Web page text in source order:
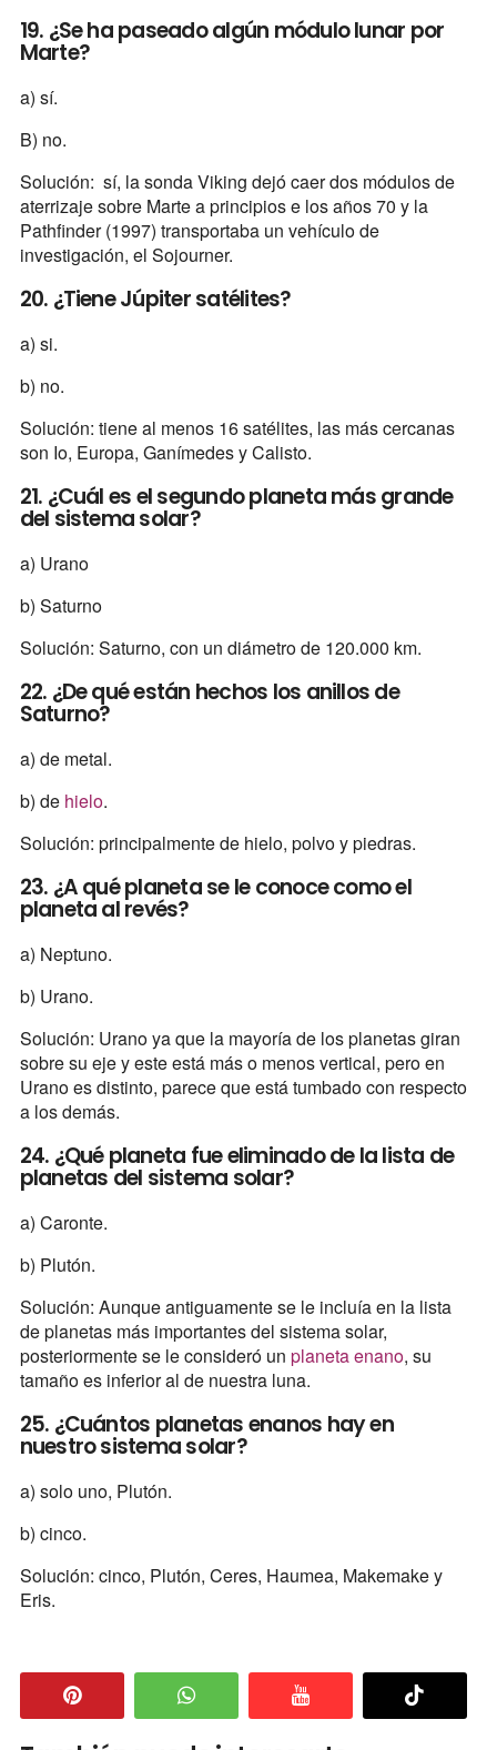
19. ¿Se ha paseado algún módulo lunar por
Marte?
a) sí.
B) no.
Solución: sí, la sonda Viking dejó caer dos módulos de
aterrizaje sobre Marte a principios e los años 70 y la
Pathfinder (1997) transportaba un vehículo de
investigación, el Sojourner.
20. ¿Tiene Júpiter satélites?
a) si.
b) no.
Solución: tiene al menos 16 satélites, las más cercanas
son Io, Europa, Ganímedes y Calisto.
21. ¿Cuál es el segundo planeta más grande
del sistema solar?
a) Urano
b) Saturno
Solución: Saturno, con un diámetro de 120.000 km.
22. ¿De qué están hechos los anillos de
Saturno?
a) de metal.
b) de hielo.
Solución: principalmente de hielo, polvo y piedras.
23. ¿A qué planeta se le conoce como el
planeta al revés?
a) Neptuno.
b) Urano.
Solución: Urano ya que la mayoría de los planetas giran
sobre su eje y este está más o menos vertical, pero en
Urano es distinto, parece que está tumbado con respecto
a los demás.
24. ¿Qué planeta fue eliminado de la lista de
planetas del sistema solar?
a) Caronte.
b) Plutón.
Solución: Aunque antiguamente se le incluía en la lista
de planetas más importantes del sistema solar,
posteriormente se le consideró un planeta enano, su
tamaño es inferior al de nuestra luna.
25. ¿Cuántos planetas enanos hay en
nuestro sistema solar?
a) solo uno, Plutón.
b) cinco.
Solución: cinco, Plutón, Ceres, Haumea, Makemake y
Eris.